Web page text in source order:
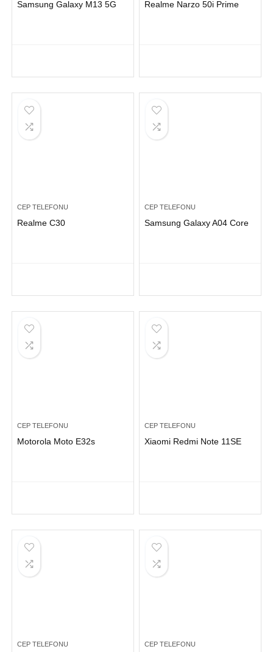
Samsung Galaxy M13 5G Realme Narzo 50i Prime
CEP TELEFONU
Realme C30
CEP TELEFONU
Samsung Galaxy A04 Core
CEP TELEFONU
Motorola Moto E32s
CEP TELEFONU
Xiaomi Redmi Note 11SE
CEP TELEFONU CEP TELEFONU